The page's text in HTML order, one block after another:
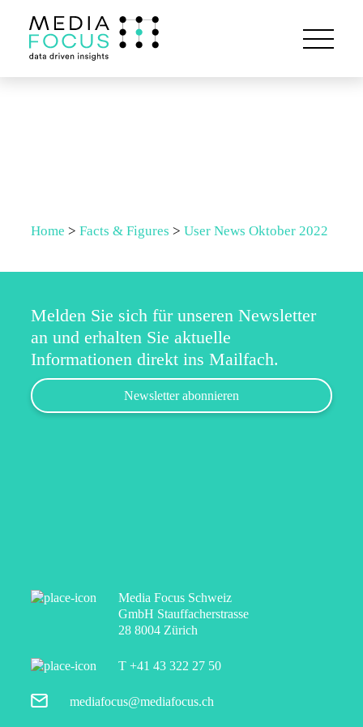
Home > Facts & Figures > User News Oktober 2022
Melden Sie sich für unseren Newsletter
an und erhalten Sie aktuelle
Informationen direkt ins Mailfach.
Media Focus Schweiz
GmbH Stauffacherstrasse
28 8004 Zürich
T +41 43 322 27 50
mediafocus@mediafocus.ch